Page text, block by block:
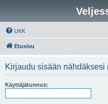
UKK
Etusivu
Kirjaudu sisään nähdäksesi
Käyttäjätunnus: